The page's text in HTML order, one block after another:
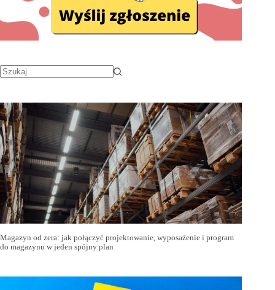
Magazyn od zera: jak połączyć projektowanie, wyposażenie i program
do magazynu w jeden spójny plan